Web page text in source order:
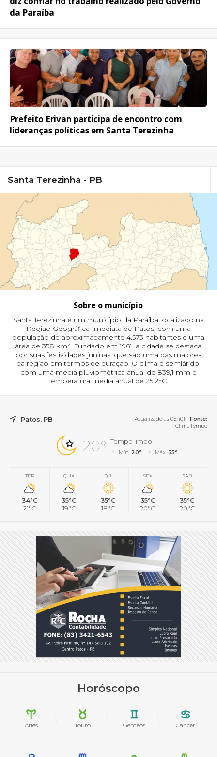
da Paraíba
POLÍTICA
Prefeito Erivan participa de encontro com
lideranças políticas em Santa Terezinha
Santa Terezinha - PB
Sobre o município
Santa Terezinha é um município da Paraíba localizado na
Região Geográfica Imediata de Patos, com uma
população de aproximadamente 4.573 habitantes e uma
área de 358 km². Fundado em 1961, a cidade se destaca
por suas festividades juninas, que são uma das maiores
da região em termos de duração. O clima é semiárido,
com uma média pluviométrica anual de 839,1 mm e
temperatura média anual de 25,2°C.
Patos, PB Atualizado às 05h01 - Fonte:
ClimaTempo
20° Tempo limpo
Mín. 20° Máx. 35°
TER
34°C
21°C
QUA
35°C
19°C
QUI
35°C
18°C
SEX
35°C
20°C
SÁB
35°C
20°C
Horóscopo
Áries Touro Gêmeos Câncer